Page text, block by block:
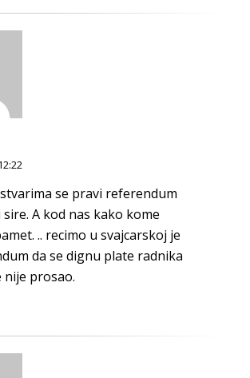
se pravi referendum
A kod nas kako kome
.. recimo u svajcarskoj je
da se dignu plate radnika
nije prosao.